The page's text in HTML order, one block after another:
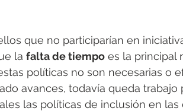
que no participarían en
la falta de tiempo es la principal
políticas no son necesarias o
avances, todavía queda
las políticas de inclusión en las